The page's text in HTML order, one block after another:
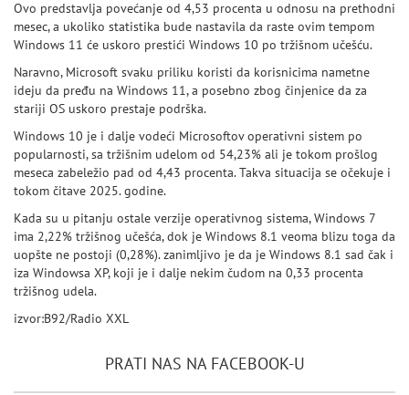
Ovo predstavlja povećanje od 4,53 procenta u odnosu na prethodni
mesec, a ukoliko statistika bude nastavila da raste ovim tempom
Windows 11 će uskoro prestići Windows 10 po tržišnom učešću.
Naravno, Microsoft svaku priliku koristi da korisnicima nametne
ideju da pređu na Windows 11, a posebno zbog činjenice da za
stariji OS uskoro prestaje podrška.
Windows 10 je i dalje vodeći Microsoftov operativni sistem po
popularnosti, sa tržišnim udelom od 54,23% ali je tokom prošlog
meseca zabeležio pad od 4,43 procenta. Takva situacija se očekuje i
tokom čitave 2025. godine.
Kada su u pitanju ostale verzije operativnog sistema, Windows 7
ima 2,22% tržišnog učešća, dok je Windows 8.1 veoma blizu toga da
uopšte ne postoji (0,28%). zanimljivo je da je Windows 8.1 sad čak i
iza Windowsa XP, koji je i dalje nekim čudom na 0,33 procenta
tržišnog udela.
izvor:B92/Radio XXL
PRATI NAS NA FACEBOOK-U